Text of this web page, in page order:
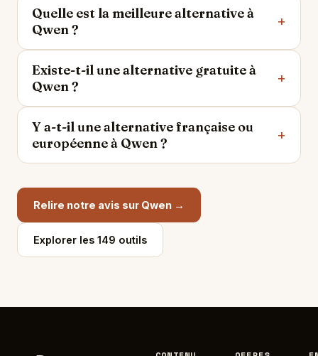
Quelle est la meilleure alternative à
Qwen ?
Existe-t-il une alternative gratuite à
Qwen ?
Y a-t-il une alternative française ou
européenne à Qwen ?
Relire notre avis sur Qwen →
Explorer les 149 outils